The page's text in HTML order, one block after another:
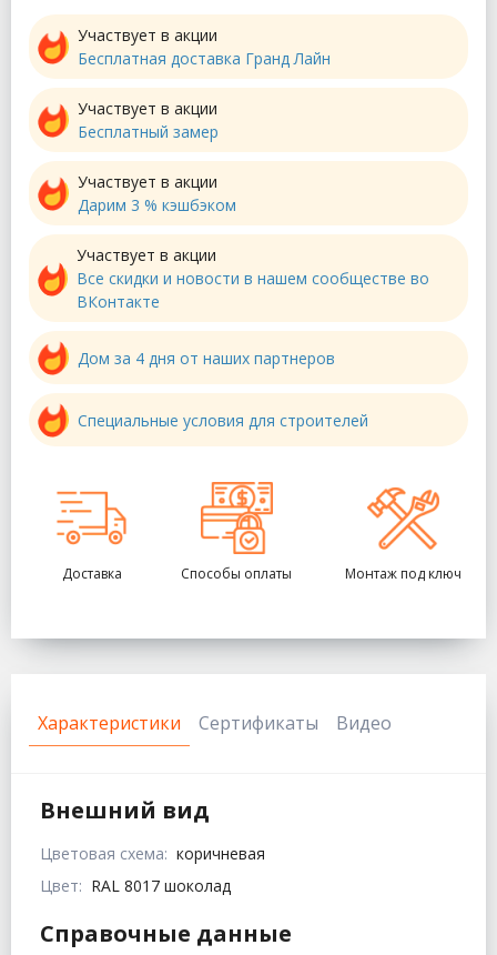
Участвует в акции
Бесплатная доставка Гранд Лайн
Участвует в акции
Бесплатный замер
Участвует в акции
Дарим 3 % кэшбэком
Участвует в акции
Все скидки и новости в нашем сообществе во
ВКонтакте
Дом за 4 дня от наших партнеров
Специальные условия для строителей
Доставка Способы оплаты Монтаж под ключ
Характеристики Сертификаты Видео
Внешний вид
Цветовая схема: коричневая
Цвет: RAL 8017 шоколад
Справочные данные